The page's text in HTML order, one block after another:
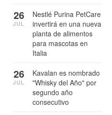
Nestlé Purina PetCare
invertirá en una nueva
planta de alimentos
para mascotas en
Italia
26
JUL
Kavalan es nombrado
"Whisky del Año" por
segundo año
consecutivo
26
JUL